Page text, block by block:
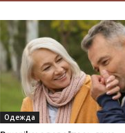
Одежда